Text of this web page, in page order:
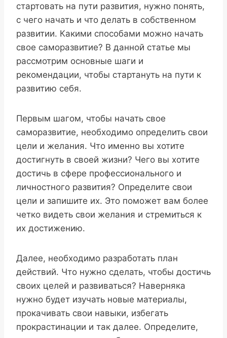
стартовать на пути развития, нужно понять,
с чего начать и что делать в собственном
развитии. Какими способами можно начать
свое саморазвитие? В данной статье мы
рассмотрим основные шаги и
рекомендации, чтобы стартануть на пути к
развитию себя.
Первым шагом, чтобы начать свое
саморазвитие, необходимо определить свои
цели и желания. Что именно вы хотите
достигнуть в своей жизни? Чего вы хотите
достичь в сфере профессионального и
личностного развития? Определите свои
цели и запишите их. Это поможет вам более
четко видеть свои желания и стремиться к
их достижению.
Далее, необходимо разработать план
действий. Что нужно сделать, чтобы достичь
своих целей и развиваться? Наверняка
нужно будет изучать новые материалы,
прокачивать свои навыки, избегать
прокрастинации и так далее. Определите,